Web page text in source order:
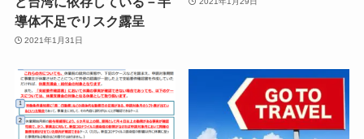
導体不足でリスク露呈
2021年1月31日